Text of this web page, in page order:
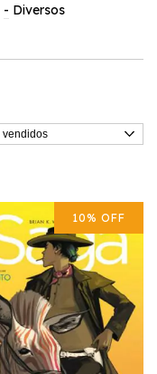
- Diversos
10% OFF